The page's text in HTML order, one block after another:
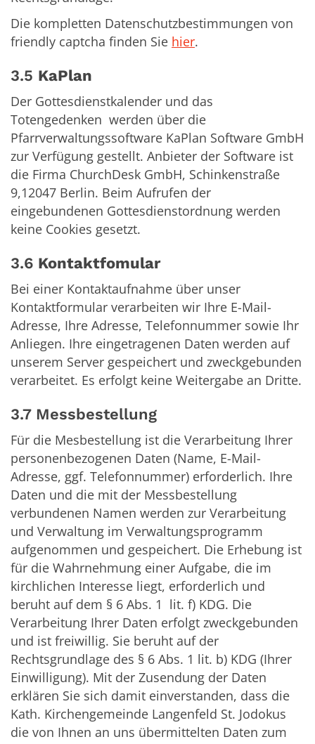
Die kompletten Datenschutzbestimmungen von
friendly captcha finden Sie hier.
3.5 KaPlan
Der Gottesdienstkalender und das
Totengedenken werden über die
Pfarrverwaltungssoftware KaPlan Software GmbH
zur Verfügung gestellt. Anbieter der Software ist
die Firma ChurchDesk GmbH, Schinkenstraße
9,12047 Berlin. Beim Aufrufen der
eingebundenen Gottesdienstordnung werden
keine Cookies gesetzt.
3.6 Kontaktfomular
Bei einer Kontaktaufnahme über unser
Kontaktformular verarbeiten wir Ihre E-Mail-
Adresse, Ihre Adresse, Telefonnummer sowie Ihr
Anliegen. Ihre eingetragenen Daten werden auf
unserem Server gespeichert und zweckgebunden
verarbeitet. Es erfolgt keine Weitergabe an Dritte.
3.7 Messbestellung
Für die Mesbestellung ist die Verarbeitung Ihrer
personenbezogenen Daten (Name, E-Mail-
Adresse, ggf. Telefonnummer) erforderlich. Ihre
Daten und die mit der Messbestellung
verbundenen Namen werden zur Verarbeitung
und Verwaltung im Verwaltungsprogramm
aufgenommen und gespeichert. Die Erhebung ist
für die Wahrnehmung einer Aufgabe, die im
kirchlichen Interesse liegt, erforderlich und
beruht auf dem § 6 Abs. 1 lit. f) KDG. Die
Verarbeitung Ihrer Daten erfolgt zweckgebunden
und ist freiwillig. Sie beruht auf der
Rechtsgrundlage des § 6 Abs. 1 lit. b) KDG (Ihrer
Einwilligung). Mit der Zusendung der Daten
erklären Sie sich damit einverstanden, dass die
Kath. Kirchengemeinde Langenfeld St. Jodokus
die von Ihnen an uns übermittelten Daten zum